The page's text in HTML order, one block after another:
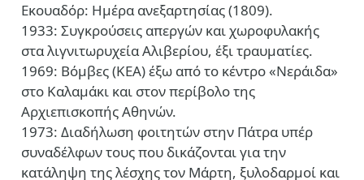
Εκουαδόρ: Ημέρα ανεξαρτησίας (1809).
1933: Συγκρούσεις απεργών και χωροφυλακής
στα λιγνιτωρυχεία Αλιβερίου, έξι τραυματίες.
1969: Βόμβες (ΚΕΑ) έξω από το κέντρο «Νεράιδα»
στο Καλαμάκι και στον περίβολο της
Αρχιεπισκοπής Αθηνών.
1973: Διαδήλωση φοιτητών στην Πάτρα υπέρ
συναδέλφων τους που δικάζονται για την
κατάληψη της λέσχης τον Μάρτη, ξυλοδαρμοί και